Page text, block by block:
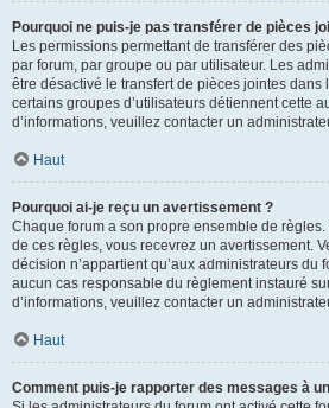
Pourquoi ne puis-je pas transférer de pièces
Les permissions permettant de transférer des
par forum, par groupe ou par utilisateur. Les
être désactivé le transfert de pièces jointes dans
certains groupes d’utilisateurs détiennent cette
d’informations, veuillez contacter un
Haut
Pourquoi ai-je reçu un avertissement ?
Chaque forum a son propre ensemble de
de ces règles, vous recevrez un avertissement.
décision n’appartient qu’aux administrateurs du
aucun cas responsable du règlement instauré
d’informations, veuillez contacter un
Haut
Comment puis-je rapporter des messages à